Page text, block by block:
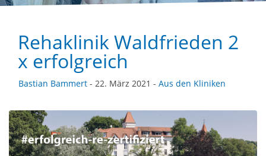
Rehaklinik Waldfrieden 2
x erfolgreich
Bastian Bammert - 22. März 2021 - Aus den Kliniken